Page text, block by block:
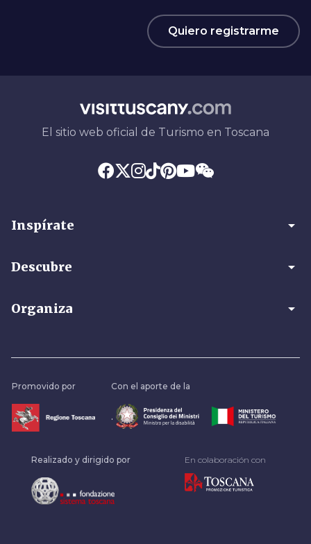
Quiero registrarme
El sitio web oficial de Turismo en Toscana
Inspírate arrow_drop_down
Descubre arrow_drop_down
Organiza arrow_drop_down
Promovido por Con el aporte de la
.
Realizado y dirigido por En colaboración con